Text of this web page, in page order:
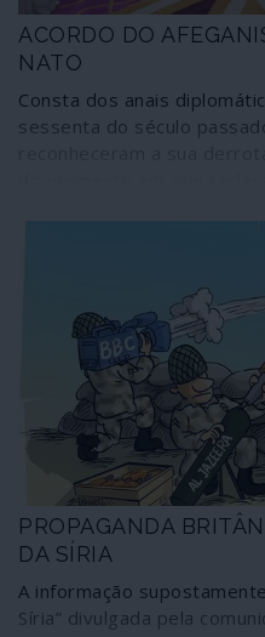
ACORDO DO
NATO
Consta dos anais
sessenta do século
conversações em Paris –
Governo Revolucionário
Cinquenta anos depois, a
os Talibã em Doha, no
norte-americana na sua
Afeganistão. Uma derrota
Estados Unidos mas
próprios governos que
PROPAGANDA
DA SÍRIA
A informação
Síria” divulgada pela